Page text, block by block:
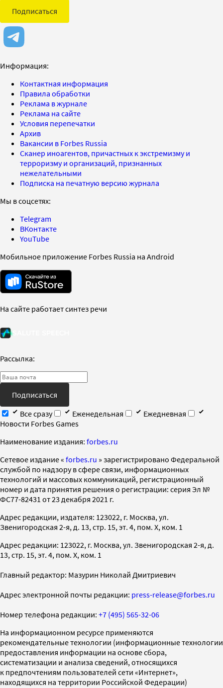
Подписаться
Информация:
Контактная информация
Правила обработки
Реклама в журнале
Реклама на сайте
Условия перепечатки
Архив
Вакансии в Forbes Russia
Сканер иноагентов, причастных к экстремизму и
терроризму и организаций, признанных
нежелательными
Подписка на печатную версию журнала
Мы в соцсетях:
Telegram
ВКонтакте
YouTube
Мобильное приложение Forbes Russia на Android
На сайте работает синтез речи
Рассылка:
Подписаться
Все сразу
Еженедельная
Ежедневная
Новости Forbes Games
Наименование издания: forbes.ru
Cетевое издание « forbes.ru » зарегистрировано Федеральной
службой по надзору в сфере связи, информационных
технологий и массовых коммуникаций, регистрационный
номер и дата принятия решения о регистрации: серия Эл №
ФС77-82431 от 23 декабря 2021 г.
Адрес редакции, издателя: 123022, г. Москва, ул.
Звенигородская 2-я, д. 13, стр. 15, эт. 4, пом. X, ком. 1
Адрес редакции: 123022, г. Москва, ул. Звенигородская 2-я, д.
13, стр. 15, эт. 4, пом. X, ком. 1
Главный редактор: Мазурин Николай Дмитриевич
Адрес электронной почты редакции: press-release@forbes.ru
Номер телефона редакции: +7 (495) 565-32-06
На информационном ресурсе применяются
рекомендательные технологии (информационные технологии
предоставления информации на основе сбора,
систематизации и анализа сведений, относящихся
к предпочтениям пользователей сети «Интернет»,
находящихся на территории Российской Федерации)